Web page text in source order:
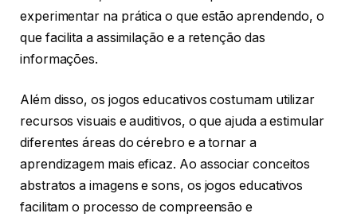
experimentar na prática o que estão aprendendo, o
que facilita a assimilação e a retenção das
informações.
Além disso, os jogos educativos costumam utilizar
recursos visuais e auditivos, o que ajuda a estimular
diferentes áreas do cérebro e a tornar a
aprendizagem mais eficaz. Ao associar conceitos
abstratos a imagens e sons, os jogos educativos
facilitam o processo de compreensão e